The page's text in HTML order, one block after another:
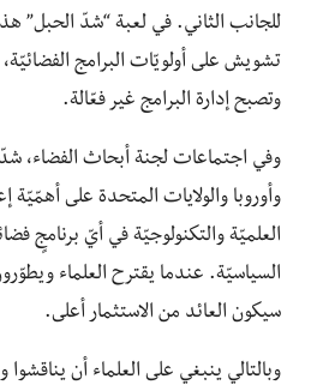
للجانب الثاني. في لعبة “شدّ الحبل”
تشويش على أولويّات البرامج
وتصبح إدارة البرامج غير فعّالة.
وفي اجتماعات لجنة أبحاث الفضاء،
وأوروبا والولايات المتحدة على أهمّيّة
العلميّة والتكنولوجيّة في أيّ برنامجٍ
السياسيّة. عندما يقترح العلماء
سيكون العائد من الاستثمار أعلى.
وبالتالي ينبغي على العلماء أن